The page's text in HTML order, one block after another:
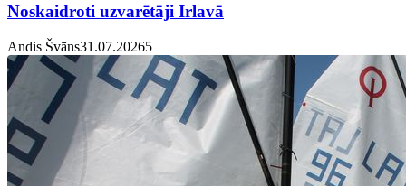
Noskaidroti uzvarētāji Irlavā
Andis Švāns31.07.20265